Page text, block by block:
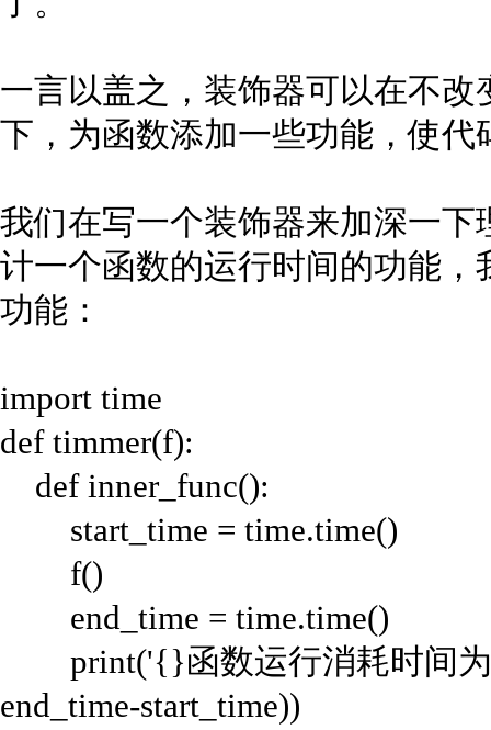
一言以盖之，装饰器可以在不
下，为函数添加一些功能，使代
我们在写一个装饰器来加深一
计一个函数的运行时间的功能
功能：
import time
def timmer(f):
def inner_func():
start_time = time.time()
f()
end_time = time.time()
print('{}函数运行消耗时间为
end_time-start_time))